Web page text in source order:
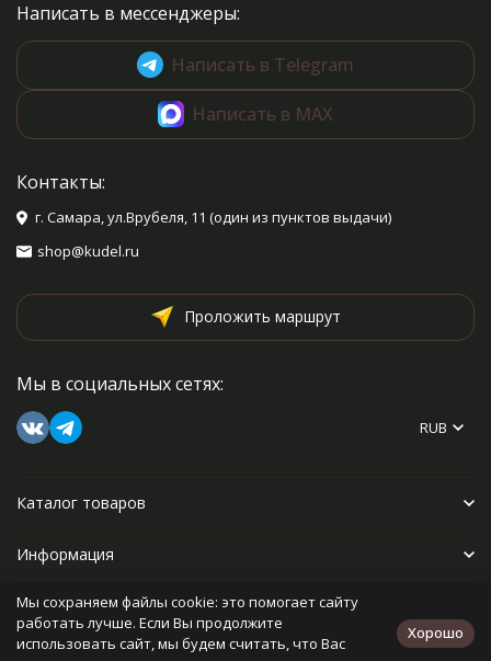
Написать в мессенджеры:
Написать в Telegram
Написать в MAX
Контакты:
г. Самара, ул.Врубеля, 11 (один из пунктов выдачи)
shop@kudel.ru
Проложить маршрут
Мы в социальных сетях:
RUB
Каталог товаров
Информация
Прочее
Мы сохраняем файлы cookie: это помогает сайту
работать лучше. Если Вы продолжите
использовать сайт, мы будем считать, что Вас
Хорошо